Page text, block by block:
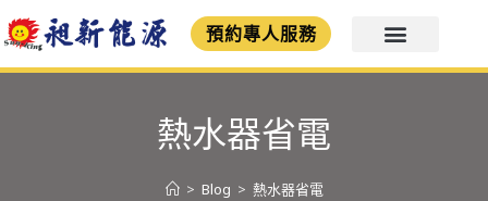
預約專人服務
熱水器省電
> Blog > 熱水器省電